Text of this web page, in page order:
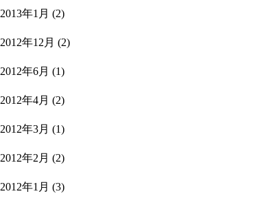
2013年1月 (2)
2012年12月 (2)
2012年6月 (1)
2012年4月 (2)
2012年3月 (1)
2012年2月 (2)
2012年1月 (3)